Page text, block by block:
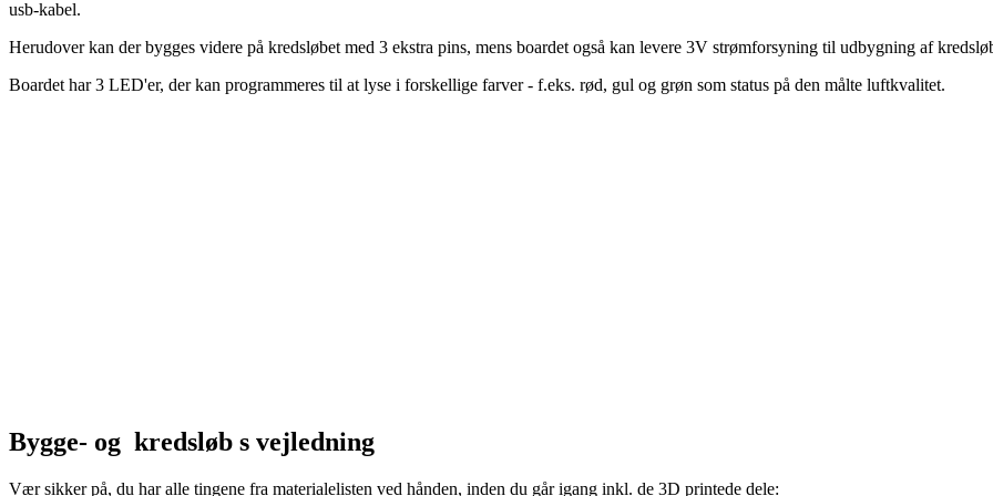
usb-kabel.
Herudover kan der bygges videre på kredsløbet med 3 ekstra pins, mens boardet også kan levere 3V strømforsyning til udbygning af
Boardet har 3 LED'er, der kan programmeres til at lyse i forskellige farver - f.eks. rød, gul og grøn som status på den målte luftkvalitet.
Bygge- og kredsløb s vejledning
Vær sikker på, du har alle tingene fra materialelisten ved hånden, inden du går igang inkl. de 3D printede dele: